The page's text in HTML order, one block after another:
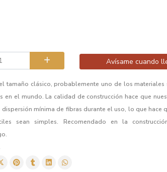
Avísame cuando
tamaño clásico, probablemente uno de los materiales
en el mundo. La calidad de construcción hace que
dispersión mínima de fibras durante el uso, lo que hace
sean simples. Recomendado en la